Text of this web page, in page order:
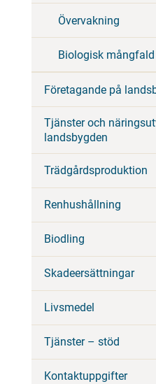
Övervakning
Biologisk
Företagande på
Tjänster och
landsbygden
Trädgårdsproduktion
Renhushållning
Biodling
Skadeersättningar
Livsmedel
Tjänster – stöd
Kontaktuppgifter